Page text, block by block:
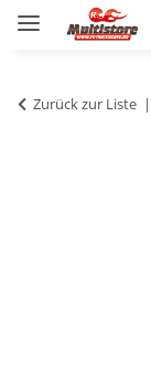
Zurück zur Liste